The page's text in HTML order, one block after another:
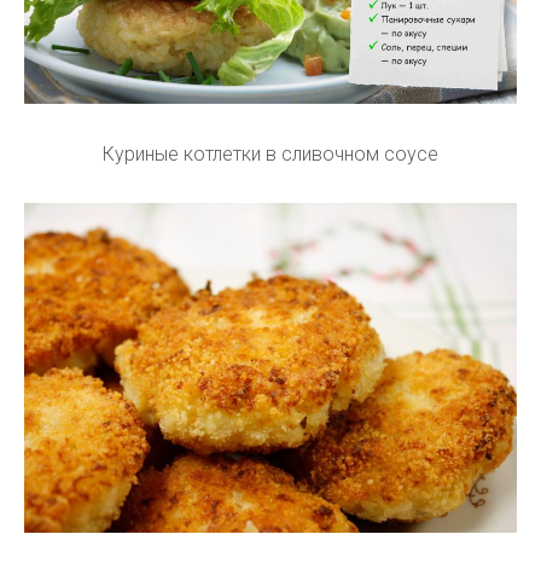
Куриные котлетки в сливочном соусе